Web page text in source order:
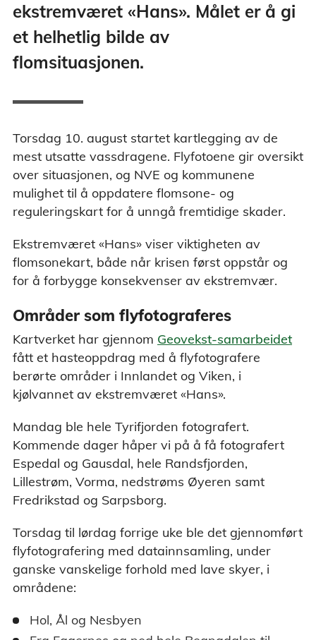
ekstremværet «Hans». Målet er å gi
et helhetlig bilde av
flomsituasjonen.
Torsdag 10. august startet kartlegging av de
mest utsatte vassdragene. Flyfotoene gir oversikt
over situasjonen, og NVE og kommunene
mulighet til å oppdatere flomsone- og
reguleringskart for å unngå fremtidige skader.
Ekstremværet «Hans» viser viktigheten av
flomsonekart, både når krisen først oppstår og
for å forbygge konsekvenser av ekstremvær.
Områder som flyfotograferes
Kartverket har gjennom Geovekst-samarbeidet
fått et hasteoppdrag med å flyfotografere
berørte områder i Innlandet og Viken, i
kjølvannet av ekstremværet «Hans».
Mandag ble hele Tyrifjorden fotografert.
Kommende dager håper vi på å få fotografert
Espedal og Gausdal, hele Randsfjorden,
Lillestrøm, Vorma, nedstrøms Øyeren samt
Fredrikstad og Sarpsborg.
Torsdag til lørdag forrige uke ble det gjennomført
flyfotografering med datainnsamling, under
ganske vanskelige forhold med lave skyer, i
områdene:
Hol, Ål og Nesbyen